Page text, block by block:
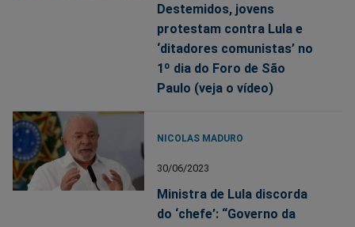
Destemidos, jovens
protestam contra Lula e
‘ditadores comunistas’ no
1º dia do Foro de São
Paulo (veja o vídeo)
NICOLAS MADURO
30/06/2023
Ministra de Lula discorda
do ‘chefe’: “Governo da